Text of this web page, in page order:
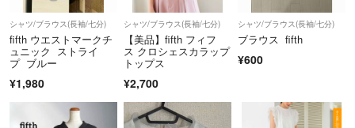
・衣類は折り畳んで梱包するためシワがつくことがあります。
・商品によっては圧縮袋を使用する事があります。
■返品、交換につきましては基本的に
中古品になりますのでお受けできません。
気になる事がありましたら
ご購入前にコメントをお願いいたしますm(_ _)m
※検品、採寸は行なっています。
丁寧に確認していますが記載内容と相違があった場合はご連絡下さい。
※小さな汚れ、傷等は見落としている可能性も
あります。
気になる点はご遠慮なく言って下さい(o^^o)
シャツ/ブラウス(長袖/七分)
fifth ウエストマークチ
ュニック ストライ
プ ブルー
¥1,980
シャツ/ブラウス(長袖/七分)
【美品】fifth フィフ
ス クロシェスカラップ
トップス
¥2,700
シャツ/ブラウス(長袖/七分)
ブラウス fifth
¥600